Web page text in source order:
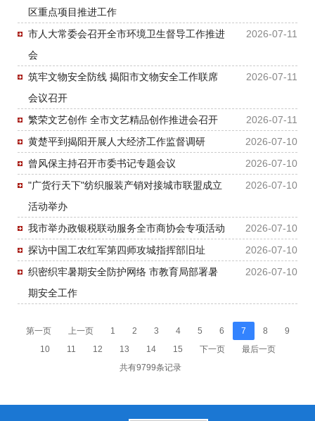
区重点项目推进工作
2026-07-11
市人大常委会召开全市环境卫生督导工作推进
会
2026-07-11
筑牢文物安全防线 揭阳市文物安全工作联席
会议召开
2026-07-11
繁荣文艺创作 全市文艺精品创作推进会召开
2026-07-10
黄楚平到揭阳开展人大经济工作监督调研
2026-07-10
曾风保主持召开市委书记专题会议
2026-07-10
"广货行天下"纺织服装产销对接城市联盟成立
活动举办
2026-07-10
我市举办政银税联动服务全市商协会专项活动
2026-07-10
探访中国工农红军第四师攻城指挥部旧址
2026-07-10
织密织牢暑期安全防护网络 市教育局部署暑
期安全工作
第一页 上一页 1 2 3 4 5 6 7 8
9
10
11 12 13 14 15 下一页
最后一页
共有9799条记录